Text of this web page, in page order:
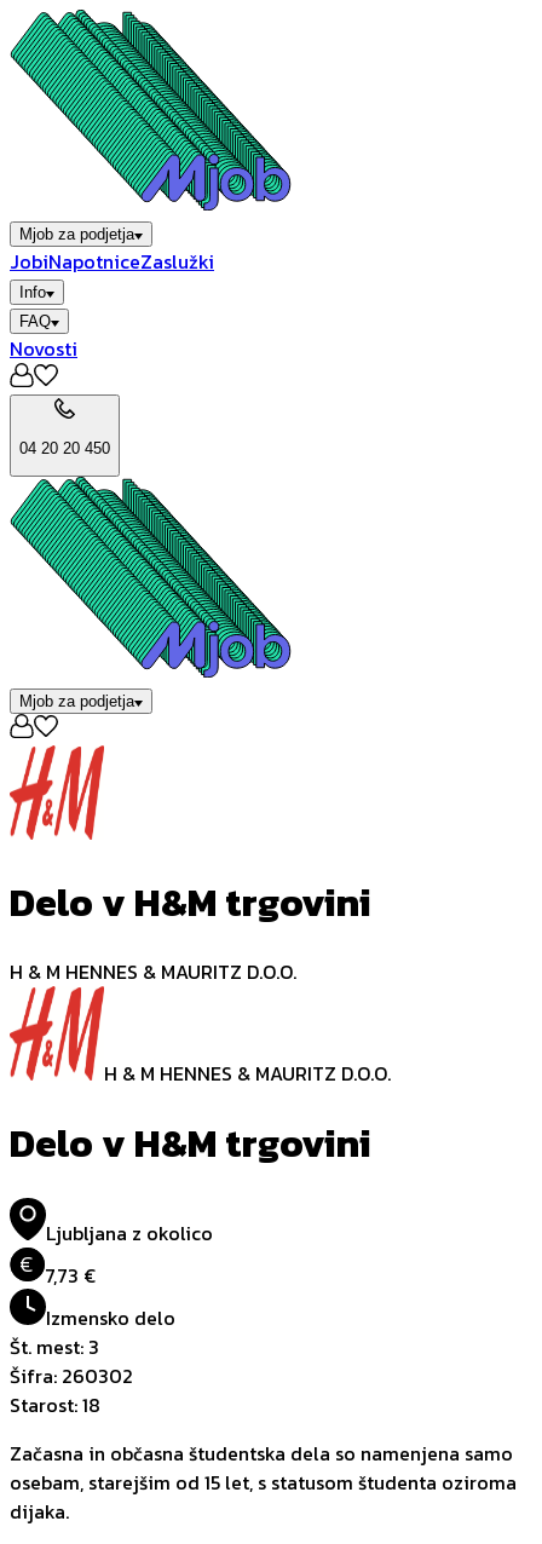
Mjob za podjetja
JobiNapotniceZaslužki
Info
FAQ
Novosti
04 20 20 450
Mjob za podjetja
Delo v H&M trgovini
H & M HENNES & MAURITZ D.O.O.
H & M HENNES & MAURITZ D.O.O.
Delo v H&M trgovini
Ljubljana z okolico
€ 7,73 €
Izmensko delo
Št. mest: 3
Šifra: 260302
Starost:18
Začasna in občasna študentska dela so namenjena samo
osebam, starejšim od 15 let, s statusom študenta oziroma
dijaka.